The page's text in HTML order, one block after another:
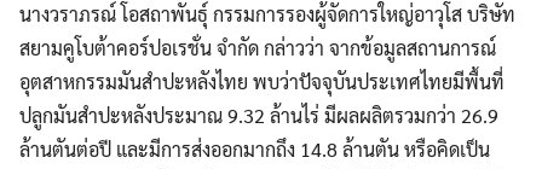
นางวราภรณ์ โอสถาพันธุ์ กรรมการรองผู้จัดการใหญ่อาวุโส บริษัท
สยามคูโบต้าคอร์ปอเรชั่น จำกัด กล่าวว่า จากข้อมูลสถานการณ์
อุตสาหกรรมมันสำปะหลังไทย พบว่าปัจจุบันประเทศไทยมีพื้นที่
ปลูกมันสำปะหลังประมาณ 9.32 ล้านไร่ มีผลผลิตรวมกว่า 26.9
ล้านตันต่อปี และมีการส่งออกมากถึง 14.8 ล้านตัน หรือคิดเป็น